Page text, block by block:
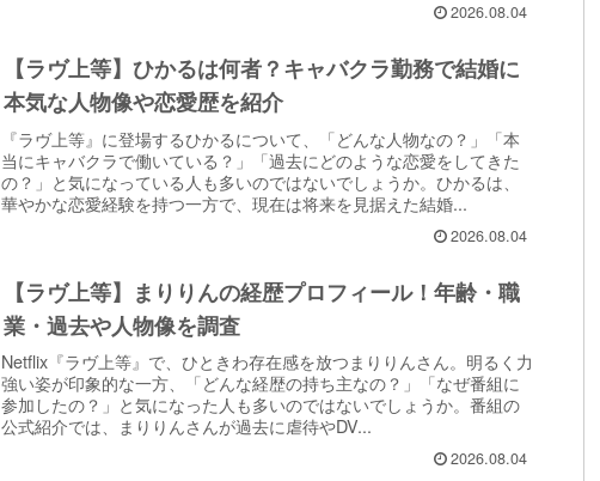
2026.08.04
【ラヴ上等】ひかるは何者？キャバクラ勤務で結婚に
本気な人物像や恋愛歴を紹介
『ラヴ上等』に登場するひかるについて、「どんな人物なの？」「本
当にキャバクラで働いている？」「過去にどのような恋愛をしてきた
の？」と気になっている人も多いのではないでしょうか。ひかるは、
華やかな恋愛経験を持つ一方で、現在は将来を見据えた結婚...
2026.08.04
【ラヴ上等】まりりんの経歴プロフィール！年齢・職
業・過去や人物像を調査
Netflix『ラヴ上等』で、ひときわ存在感を放つまりりんさん。明るく力
強い姿が印象的な一方、「どんな経歴の持ち主なの？」「なぜ番組に
参加したの？」と気になった人も多いのではないでしょうか。番組の
公式紹介では、まりりんさんが過去に虐待やDV...
2026.08.04